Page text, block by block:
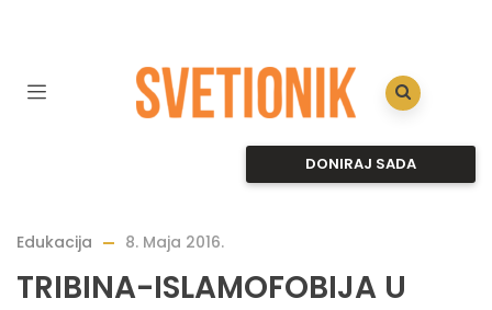
DONIRAJ SADA
Edukacija 8. Maja 2016.
TRIBINA-ISLAMOFOBIJA U